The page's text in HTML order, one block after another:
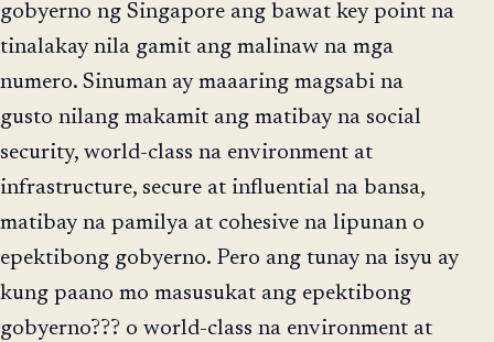
gobyerno ng Singapore ang bawat key point na
tinalakay nila gamit ang malinaw na mga
numero. Sinuman ay maaaring magsabi na
gusto nilang makamit ang matibay na social
security, world-class na environment at
infrastructure, secure at influential na bansa,
matibay na pamilya at cohesive na lipunan o
epektibong gobyerno. Pero ang tunay na isyu ay
kung paano mo masusukat ang epektibong
gobyerno??? o world-class na environment at